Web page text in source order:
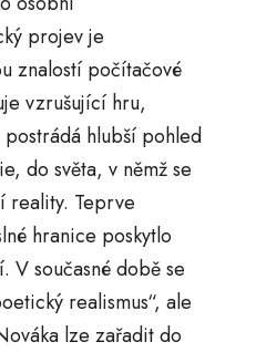
projev je
znalostí počítačové
vzrušující hru,
hlubší pohled
do světa, v němž se
reality. Teprve
hranice poskytlo
V současné době se
realismus“, ale
lze zařadit do